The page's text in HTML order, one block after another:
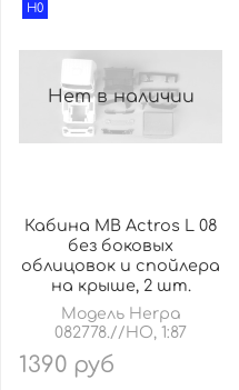
Нет в наличии
H0
Кабина MB Actros L 08
без боковых
облицовок и спойлера
на крыше, 2 шт.
Модель Herpa
082778.//HO, 1:87
1390 руб